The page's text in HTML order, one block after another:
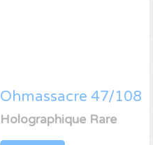
Ohmassacre 47/108
Holographique Rare